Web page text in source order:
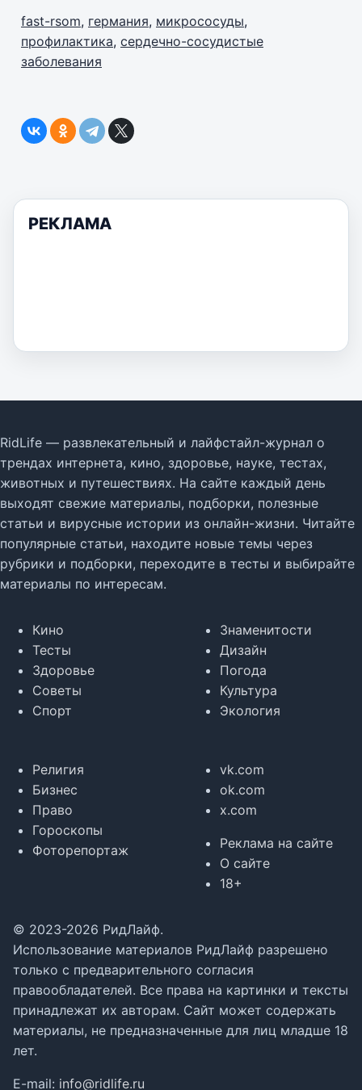
fast-rsom, германия, микрососуды,
профилактика, сердечно-сосудистые
заболевания
РЕКЛАМА
RidLife — развлекательный и лайфстайл-журнал о
трендах интернета, кино, здоровье, науке, тестах,
животных и путешествиях. На сайте каждый день
выходят свежие материалы, подборки, полезные
статьи и вирусные истории из онлайн-жизни. Читайте
популярные статьи, находите новые темы через
рубрики и подборки, переходите в тесты и выбирайте
материалы по интересам.
Кино
Тесты
Здоровье
Советы
Спорт
Знаменитости
Дизайн
Погода
Культура
Экология
Религия
Бизнес
Право
Гороскопы
Фоторепортаж
vk.com
ok.com
x.com
Реклама на сайте
О сайте
18+
© 2023-2026 РидЛайф.
Использование материалов РидЛайф разрешено
только с предварительного согласия
правообладателей. Все права на картинки и тексты
принадлежат их авторам. Сайт может содержать
материалы, не предназначенные для лиц младше 18
лет.
E-mail: info@ridlife.ru